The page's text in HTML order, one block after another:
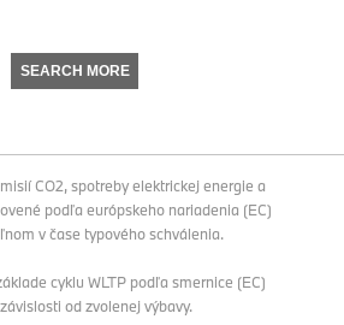
SEARCH MORE
CO2, spotreby elektrickej energie a
podľa európskeho nariadenia (EC)
v čase typového schválenia.
cyklu WLTP podľa smernice (EC)
od zvolenej výbavy.